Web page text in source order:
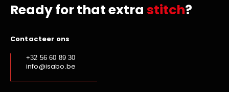
Ready for that extra stitch?
Contacteer ons
+32 56 60 89 30
info@isabo.be